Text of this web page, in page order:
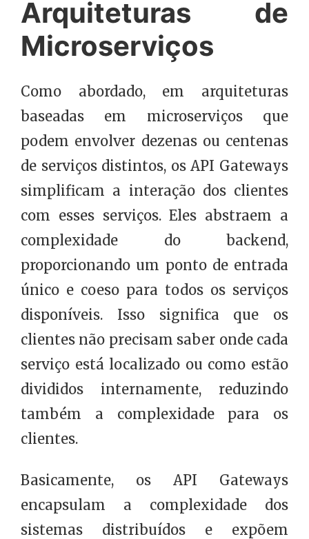
Arquiteturas de
Microserviços
Como abordado, em arquiteturas
baseadas em microserviços que
podem envolver dezenas ou centenas
de serviços distintos, os API Gateways
simplificam a interação dos clientes
com esses serviços. Eles abstraem a
complexidade do backend,
proporcionando um ponto de entrada
único e coeso para todos os serviços
disponíveis. Isso significa que os
clientes não precisam saber onde cada
serviço está localizado ou como estão
divididos internamente, reduzindo
também a complexidade para os
clientes.
Basicamente, os API Gateways
encapsulam a complexidade dos
sistemas distribuídos e expõem